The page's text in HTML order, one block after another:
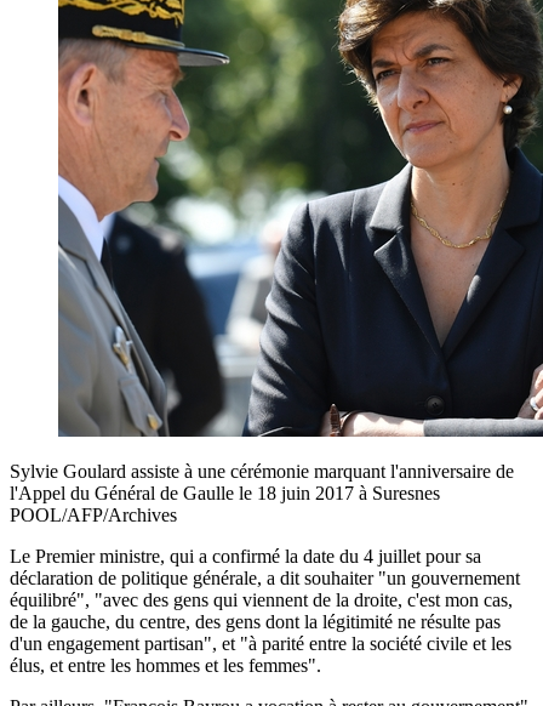
Sylvie Goulard assiste à une cérémonie marquant l'anniversaire de
l'Appel du Général de Gaulle le 18 juin 2017 à Suresnes
POOL/AFP/Archives
Le Premier ministre, qui a confirmé la date du 4 juillet pour sa
déclaration de politique générale, a dit souhaiter "un gouvernement
équilibré", "avec des gens qui viennent de la droite, c'est mon cas,
de la gauche, du centre, des gens dont la légitimité ne résulte pas
d'un engagement partisan", et "à parité entre la société civile et les
élus, et entre les hommes et les femmes".